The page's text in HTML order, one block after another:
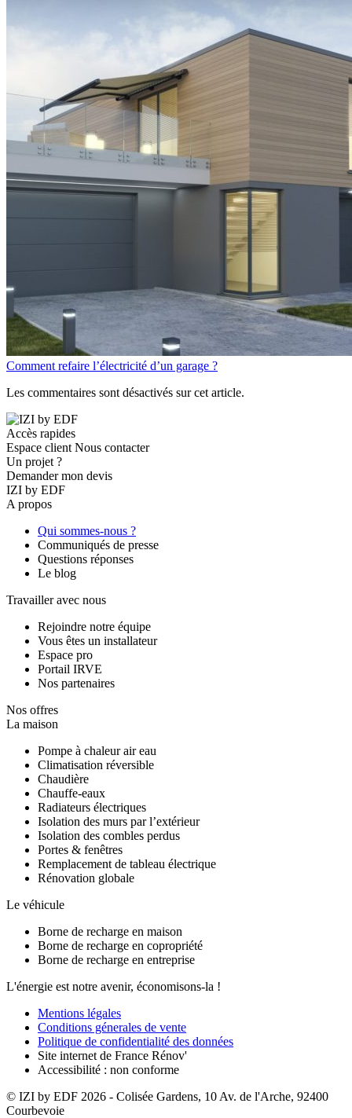
Comment refaire l’électricité d’un garage ?
Les commentaires sont désactivés sur cet article.
Accès rapides
Espace client Nous contacter
Un projet ?
Demander mon devis
IZI by EDF
A propos
Qui sommes-nous ?
Communiqués de presse
Questions réponses
Le blog
Travailler avec nous
Rejoindre notre équipe
Vous êtes un installateur
Espace pro
Portail IRVE
Nos partenaires
Nos offres
La maison
Pompe à chaleur air eau
Climatisation réversible
Chaudière
Chauffe-eaux
Radiateurs électriques
Isolation des murs par l’extérieur
Isolation des combles perdus
Portes & fenêtres
Remplacement de tableau électrique
Rénovation globale
Le véhicule
Borne de recharge en maison
Borne de recharge en copropriété
Borne de recharge en entreprise
L'énergie est notre avenir, économisons-la !
Mentions légales
Conditions génerales de vente
Politique de confidentialité des données
Site internet de France Rénov'
Accessibilité : non conforme
© IZI by EDF 2026 - Colisée Gardens, 10 Av. de l'Arche, 92400
Courbevoie